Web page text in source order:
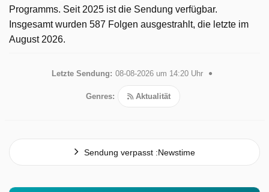
Programms. Seit 2025 ist die Sendung verfügbar.
Insgesamt wurden 587 Folgen ausgestrahlt, die letzte im
August 2026.
Letzte Sendung: 08-08-2026 um 14:20 Uhr
Genres: Aktualität
Sendung verpasst :Newstime